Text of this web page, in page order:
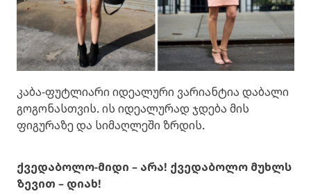
კაბა-ფუტლიარი იდეალური ვარიანტია დაბალი
გოგონასთვის. ის იდეალურად ჯდება მის
ფიგურაზე და სიმაღლეში ზრდის.
ქვედაბოლო-მიდი – არა! ქვედაბოლო მუხლს
ზევით – დიახ!